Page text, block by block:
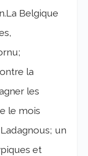
Belgique
la
les
le mois
un
et